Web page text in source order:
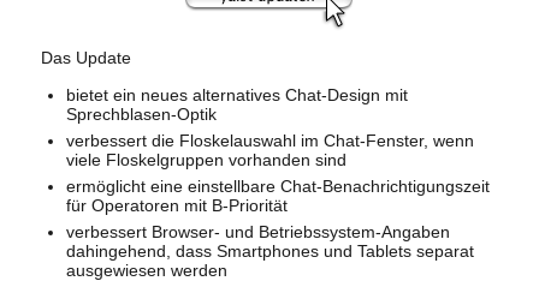
Das Update
bietet ein neues alternatives Chat-Design mit
Sprechblasen-Optik
verbessert die Floskelauswahl im Chat-Fenster, wenn
viele Floskelgruppen vorhanden sind
ermöglicht eine einstellbare Chat-Benachrichtigungszeit
für Operatoren mit B-Priorität
verbessert Browser- und Betriebssystem-Angaben
dahingehend, dass Smartphones und Tablets separat
ausgewiesen werden